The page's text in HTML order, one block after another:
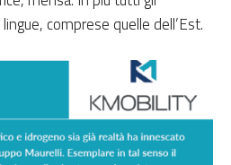
comprese quelle dell’Est.